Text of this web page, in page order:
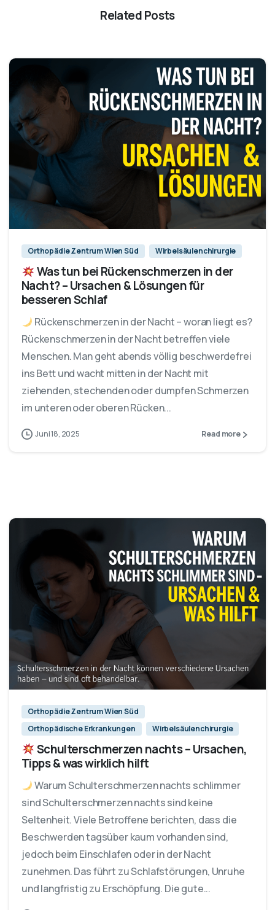
Related Posts
Orthopädie Zentrum Wien Süd Wirbelsäulenchirurgie
Was tun bei Rückenschmerzen in der
Nacht? – Ursachen & Lösungen für
besseren Schlaf
Rückenschmerzen in der Nacht – woran liegt es?
Rückenschmerzen in der Nacht betreffen viele
Menschen. Man geht abends völlig beschwerdefrei
ins Bett und wacht mitten in der Nacht mit
ziehenden, stechenden oder dumpfen Schmerzen
im unteren oder oberen Rücken...
Juni 18, 2025 Read more
Orthopädie Zentrum Wien Süd
Orthopädische Erkrankungen
Wirbelsäulenchirurgie
Schulterschmerzen nachts – Ursachen,
Tipps & was wirklich hilft
Warum Schulterschmerzen nachts schlimmer
sind Schulterschmerzen nachts sind keine
Seltenheit. Viele Betroffene berichten, dass die
Beschwerden tagsüber kaum vorhanden sind,
jedoch beim Einschlafen oder in der Nacht
zunehmen. Das führt zu Schlafstörungen, Unruhe
und langfristig zu Erschöpfung. Die gute...